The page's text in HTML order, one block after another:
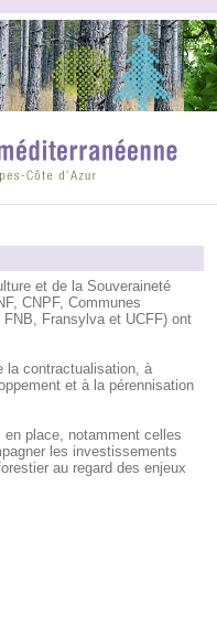
et de la Souveraineté
CNPF, Communes
Fransylva et UCFF) ont
la contractualisation, à
et à la pérennisation
place, notamment celles
les investissements
au regard des enjeux